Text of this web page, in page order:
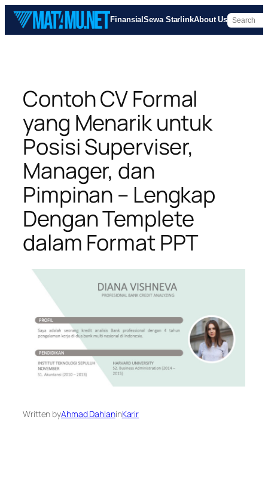
Skip
content
FinansialSewa StarlinkAbout Us
Contoh CV Formal
yang Menarik untuk
Posisi Superviser,
Manager, dan
Pimpinan – Lengkap
Dengan Templete
dalam Format PPT
Written byAhmad DahlaninKarir